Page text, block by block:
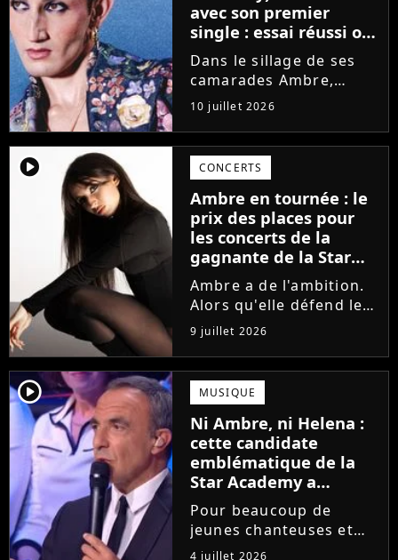
avec son premier
single : essai réussi ou
manqué ? Voici notre
avis !
Dans le sillage de ses
camarades Ambre,
Bastiaan ou Melissa,
Victor Aupecle lance
son projet musical ce
vendredi 10 juillet avec
la parution du single Je
fais de mon mieux. Le
demi-finaliste...
10 juillet 2026
player2 CONCERTS
Ambre en tournée : le
prix des places pour
les concerts de la
gagnante de la Star
Academy !
Ambre a de l'ambition.
Alors qu'elle défend le
single J'me demande et
qu'elle prépare son
premier album, la
gagnante de la dernière
saison de la Star
Academy annonce les
dates de sa...
9 juillet 2026
player2 MUSIQUE
Ni Ambre, ni Helena :
cette candidate
emblématique de la
Star Academy a
souffert après
l'émission, "J'étais
traitée de potiche"
Pour beaucoup de
jeunes chanteuses et
chanteurs, la Star
4 juillet 2026